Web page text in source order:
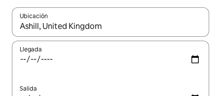
Ubicación
Cuando los resultados estén disponibles, navega con las
Llegada
Salida